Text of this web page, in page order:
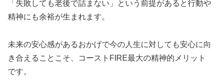
「失敗しても老後で詰まない」という前提があると行動や
精神にも余裕が生まれます。
未来の安心感があるおかげで今の人生に対しても安心に向
き合えることこそ、コーストFIRE最大の精神的メリット
です。